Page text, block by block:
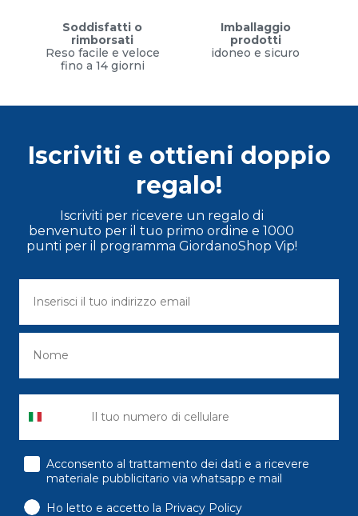
Soddisfatti o
rimborsati
Reso facile e veloce
fino a 14 giorni
Imballaggio
prodotti
idoneo e sicuro
Iscriviti e ottieni doppio
regalo!
Iscriviti per ricevere un regalo di
benvenuto per il tuo primo ordine e 1000
punti per il programma GiordanoShop Vip!
consenso
Acconsento al trattamento dei dati e a ricevere
materiale pubblicitario via whatsapp e mail
Ho letto e accetto la Privacy Policy